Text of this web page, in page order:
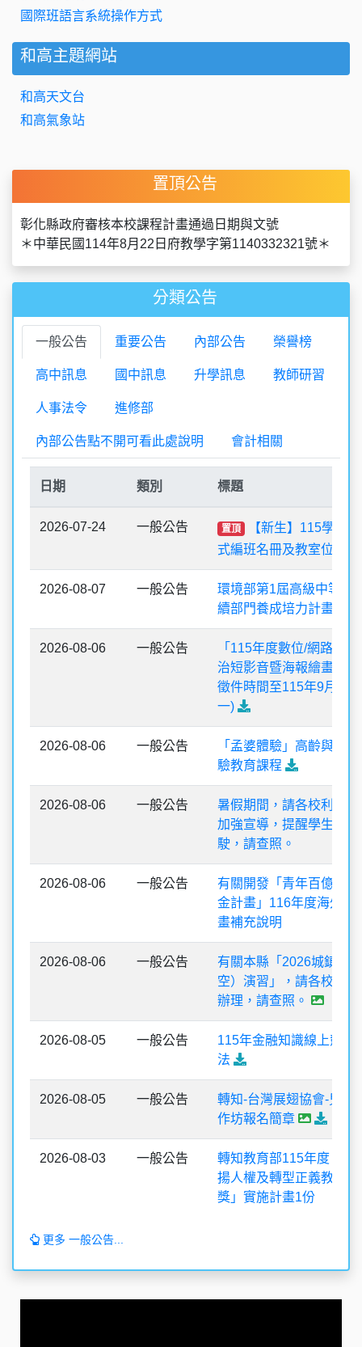
國際班語言系統操作方式
和高主題網站
和高天文台
和高氣象站
置頂公告
彰化縣政府審核本校課程計畫通過日期與文號
＊中華民國114年8月22日府教學字第1140332321號＊
分類公告
一般公告 重要公告 內部公告 榮譽榜
高中訊息 國中訊息 升學訊息 教師研習
人事法令 進修部
內部公告點不開可看此處說明 會計相關
日期 類別 標題
2026-07-24 一般公告 置頂
【新生】115學年
式編班名冊及教室位置圖
2026-08-07 一般公告
環境部第1屆高級中等學
續部門養成培力計畫
2026-08-06 一般公告
「115年度數位/網路性
治短影音暨海報繪畫比
徵件時間至115年9月7日
一)
2026-08-06 一般公告
「孟婆體驗」高齡與失
驗教育課程
2026-08-06 一般公告
暑假期間，請各校利用
加強宣導，提醒學生切
駛，請查照。
2026-08-06 一般公告
有關開發「青年百億海
金計畫」116年度海外翱
畫補充說明
2026-08-06 一般公告
有關本縣「2026城鎮韌
空）演習」，請各校依
辦理，請查照。
2026-08-05 一般公告
115年金融知識線上競賽
法
2026-08-05 一般公告
轉知-台灣展翅協會-兒少
作坊報名簡章
2026-08-03 一般公告
轉知教育部115年度「教
揚人權及轉型正義教育
獎」實施計畫1份
更多 一般公告...